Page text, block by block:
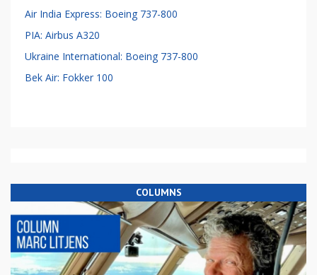
Air India Express: Boeing 737-800
PIA: Airbus A320
Ukraine International: Boeing 737-800
Bek Air: Fokker 100
COLUMNS